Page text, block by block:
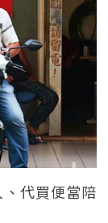
代買便當陪